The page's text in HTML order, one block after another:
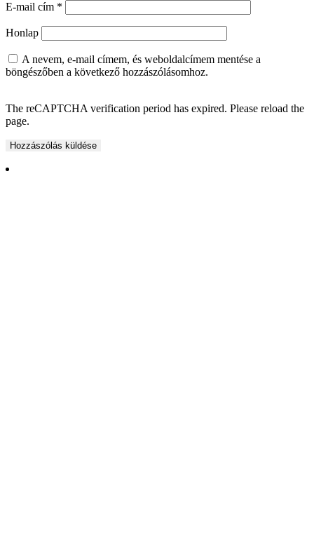
E-mail cím *
Honlap
A nevem, e-mail címem, és weboldalcímem mentése a
böngészőben a következő hozzászólásomhoz.
The reCAPTCHA verification period has expired. Please reload the
page.